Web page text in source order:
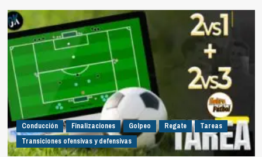
Conducción Finalizaciones Golpeo Regate
Tareas
Transiciones ofensivas y defensivas